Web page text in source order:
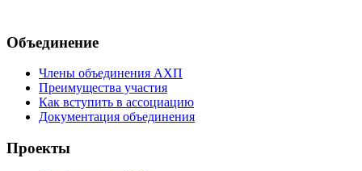
Объединение
Члены объединения АХП
Преимущества участия
Как вступить в ассоциацию
Документация объединения
Проекты